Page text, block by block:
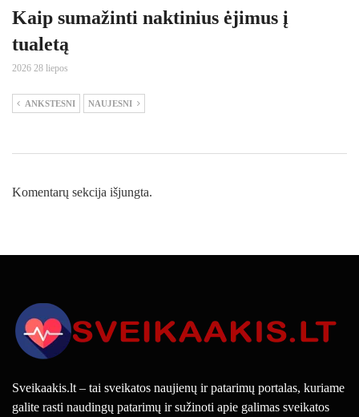
Kaip sumažinti naktinius ėjimus į
tualetą
2026 28 liepos
ANKSTESNI NAUJESNI
Komentarų sekcija išjungta.
Sveikaakis.lt – tai sveikatos naujienų ir patarimų portalas, kuriame
galite rasti naudingų patarimų ir sužinoti apie galimas sveikatos